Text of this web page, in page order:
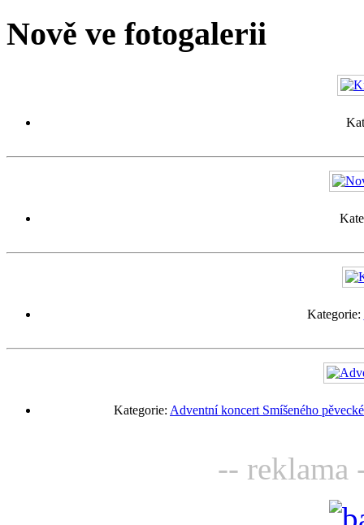
Nově ve fotogalerii
Kategorie:
Kategorie: Adventní koncert Smíšeného
-- reklama